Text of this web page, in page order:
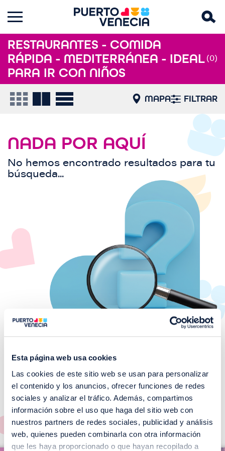
Esta página web usa cookies
Las cookies de este sitio web se usan para personalizar
el contenido y los anuncios, ofrecer funciones de redes
sociales y analizar el tráfico. Además, compartimos
información sobre el uso que haga del sitio web con
nuestros partners de redes sociales, publicidad y análisis
web, quienes pueden combinarla con otra información
que les haya proporcionado o que hayan recopilado a
RESTAURANTES - COMIDA
RÁPIDA - MEDITERRÁNEA - IDEAL
PARA IR CON NIÑOS
(0)
MAPA FILTRAR
NADA POR AQUÍ
No hemos encontrado resultados para tu
búsqueda...
¡No te pierdas nuestros
EVENTOS!
Ver todos >